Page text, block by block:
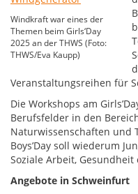
Windkraft war eines der
Themen beim Girls‘Day
2025 an der THWS (Foto:
THWS/Eva Kaupp)
Veranstaltungsreihen für
Die Workshops am
Berufsfelder in den
Naturwissenschaften und
Boys’Day soll wiederum
Soziale Arbeit,
Angebote in Schweinfurt